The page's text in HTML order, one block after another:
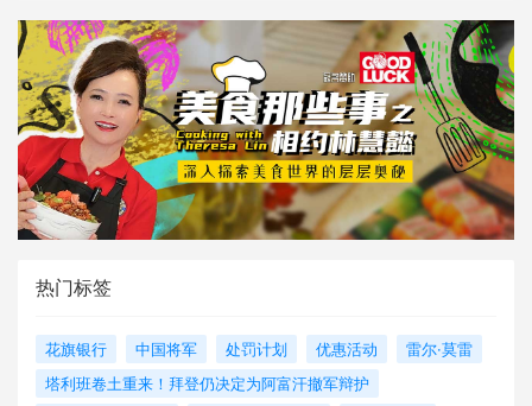
热门标签
花旗银行 中国将军 处罚计划 优惠活动
雷尔·莫雷
塔利班卷土重来！拜登仍决定为阿富汗撤军辩护